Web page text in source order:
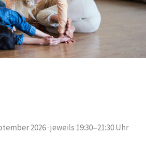
2026 · jeweils 19:30–21:30 Uhr